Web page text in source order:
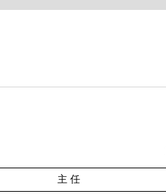
主 任